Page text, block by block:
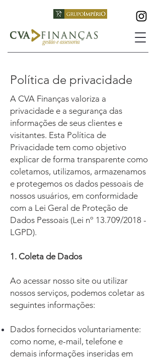
Política de privacidade
A CVA Finanças valoriza a
privacidade e a segurança das
informações de seus clientes e
visitantes. Esta Política de
Privacidade tem como objetivo
explicar de forma transparente como
coletamos, utilizamos, armazenamos
e protegemos os dados pessoais de
nossos usuários, em conformidade
com a Lei Geral de Proteção de
Dados Pessoais (Lei nº 13.709/2018 -
LGPD).
1. Coleta de Dados
Ao acessar nosso site ou utilizar
nossos serviços, podemos coletar as
seguintes informações:
Dados fornecidos voluntariamente:
como nome, e-mail, telefone e
demais informações inseridas em